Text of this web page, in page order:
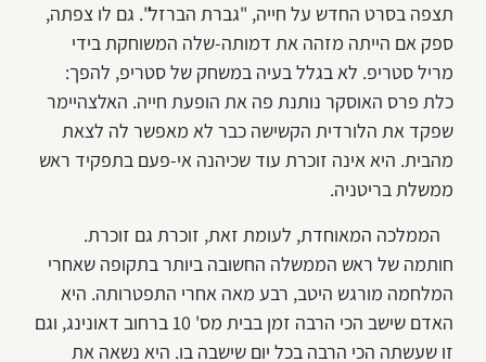
תצפה בסרט החדש על חייה, "גברת הברזל". גם לו צפתה,
ספק אם הייתה מזהה את דמותה-שלה המשוחקת בידי
מריל סטריפ. לא בגלל בעיה במשחק של סטריפ, להפך:
כלת פרס האוסקר נותנת פה את הופעת חייה. האלצהיימר
שפקד את הלורדית הקשישה כבר לא מאפשר לה לצאת
מהבית. היא אינה זוכרת עוד שכיהנה אי-פעם בתפקיד ראש
ממשלת בריטניה.
הממלכה המאוחדת, לעומת זאת, זוכרת גם זוכרת.
חותמה של ראש הממשלה החשובה ביותר בתקופה שאחרי
המלחמה מורגש היטב, רבע מאה אחרי התפטרותה. היא
האדם שישב הכי הרבה זמן בבית מס' 10 ברחוב דאונינג, וגם
זו שעשתה הכי הרבה בכל יום שישבה בו. היא נשאה את